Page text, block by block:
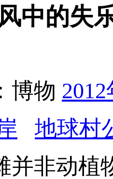
中的失
博物
地球村
并非动植